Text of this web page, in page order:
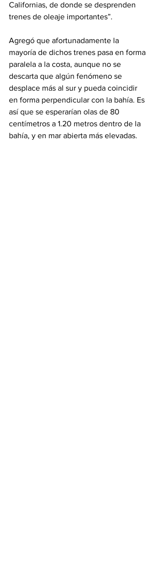
Californias, de donde se desprenden
trenes de oleaje importantes”.
Agregó que afortunadamente la
mayoría de dichos trenes pasa en forma
paralela a la costa, aunque no se
descarta que algún fenómeno se
desplace más al sur y pueda coincidir
en forma perpendicular con la bahía. Es
así que se esperarían olas de 80
centímetros a 1.20 metros dentro de la
bahía, y en mar abierta más elevadas.